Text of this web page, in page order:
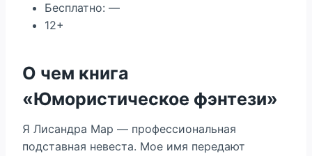
Бесплатно: —
12+
О чем книга
«Юмористическое фэнтези»
Я Лисандра Мар — профессиональная
подставная невеста. Мое имя передают